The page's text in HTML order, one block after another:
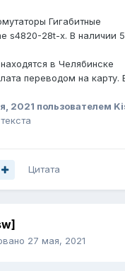
Гигабитные
s4820-28t-x. В наличии
в Челябинске
переводом на карту.
2021 пользователем
Цитата
27 мая, 2021